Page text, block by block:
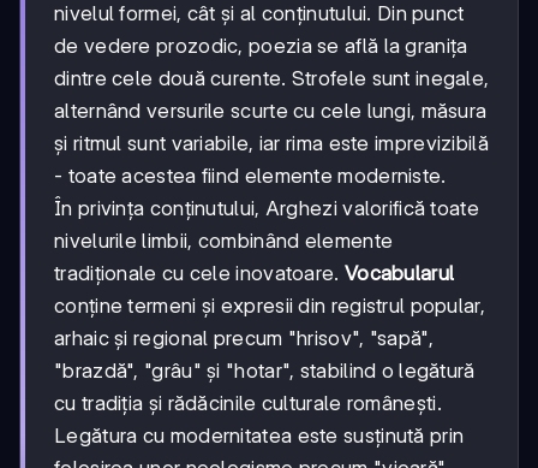
nivelul formei, cât și al conținutului. Din punct
de vedere prozodic, poezia se află la granița
dintre cele două curente. Strofele sunt inegale,
alternând versurile scurte cu cele lungi, măsura
și ritmul sunt variabile, iar rima este imprevizibilă
- toate acestea fiind elemente moderniste.
În privința conținutului, Arghezi valorifică toate
nivelurile limbii, combinând elemente
tradiționale cu cele inovatoare. Vocabularul
conține termeni și expresii din registrul popular,
arhaic și regional precum "hrisov", "sapă",
"brazdă", "grâu" și "hotar", stabilind o legătură
cu tradiția și rădăcinile culturale românești.
Legătura cu modernitatea este susținută prin